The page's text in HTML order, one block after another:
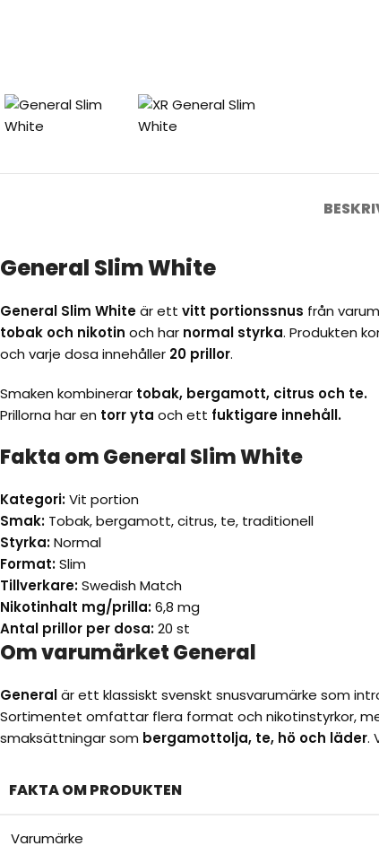
General Slim White
General Slim Whiteär ett vitt portionssnus från
tobak och nikotin och har normal styrka. Produkten
och varje dosa innehåller 20 prillor.
Smaken kombinerar tobak, bergamott, citrus och te.
Prillorna har en torr yta och ett fuktigare innehåll.
Fakta om General Slim White
Kategori:Vit portion
Smak: Tobak, bergamott, citrus, te, traditionell
Styrka:Normal
Format:Slim
Tillverkare:Swedish Match
Nikotinhalt mg/prilla:6,8 mg
Antal prillor per dosa:20 st
Om varumärket General
Generalär ett klassiskt svenskt snusvarumärke som
Sortimentet omfattar flera format och nikotinstyrkor,
smaksättningar som bergamottolja, te, hö och läder.
FAKTA OM PRODUKTEN
Varumärke